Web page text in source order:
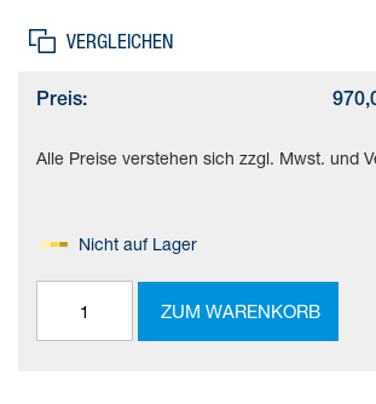
VERGLEICHEN
Preis:
Alle Preise verstehen sich zzgl. Mwst. und
Nicht auf Lager
ZUM WARENKORB